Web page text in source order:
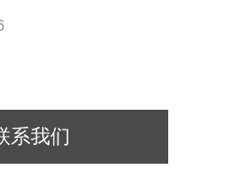
系我们